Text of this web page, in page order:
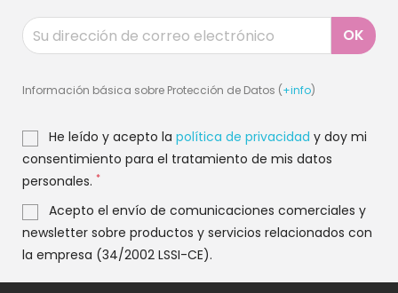
Información básica sobre Protección de Datos (+info)
He leído y acepto la política de privacidad y doy mi
consentimiento para el tratamiento de mis datos
personales. *
Acepto el envío de comunicaciones comerciales y
newsletter sobre productos y servicios relacionados con
la empresa (34/2002 LSSI-CE).